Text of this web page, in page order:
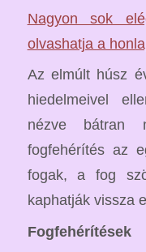
Nagyon sok
olvashatja a
Az elmúlt húsz
hiedelmeivel
nézve bátran
fogfehérítés az
fogak, a fog
kaphatják vissza
Fogfehérítések